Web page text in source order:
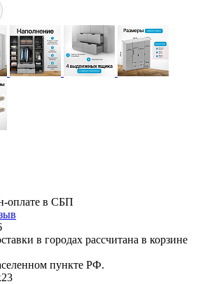
оплате в СБП
в городах рассчитана в корзине
пункте РФ.
23